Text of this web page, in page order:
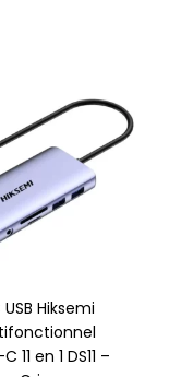
TTC
USB Hiksemi
11 en 1 DS11 –